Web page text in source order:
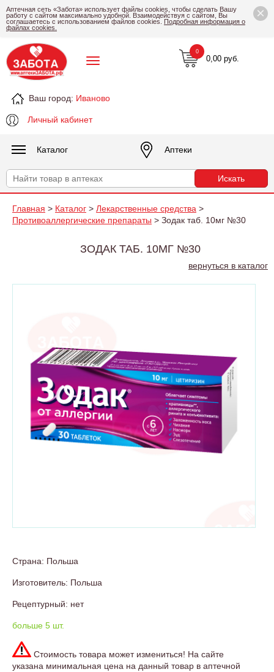
×
Аптечная сеть «Забота» использует файлы cookies, чтобы сделать Вашу
работу с сайтом максимально удобной. Взаимодействуя с сайтом, Вы
соглашаетесь с использованием файлов cookies. Подробная информация о
файлах cookies.
Ваш город: Иваново
Личный кабинет
0,00 руб.
0
Каталог Аптеки
Главная > Каталог > Лекарственные средства >
Противоаллергические препараты > Зодак таб. 10мг №30
ЗОДАК ТАБ. 10МГ №30
вернуться в каталог
Страна: Польша
Изготовитель: Польша
Рецептурный: нет
больше 5 шт.
Стоимость товара может измениться! На сайте
указана минимальная цена на данный товар в аптечной